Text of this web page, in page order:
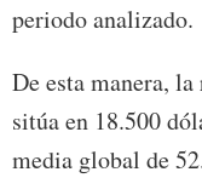
periodo analizado.
De esta manera,
sitúa en 18.500
media global de